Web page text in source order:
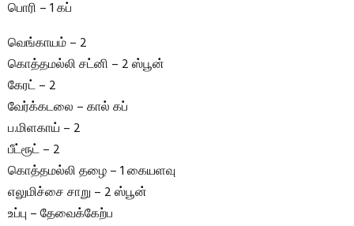
பொரி – 1 கப்
வெங்காயம் – 2
கொத்தமல்லி சட்னி – 2 ஸ்பூன்
கேரட் – 2
வேர்க்கடலை – கால் கப்
ப.மிளகாய் – 2
பீட்ரூட் – 2
கொத்தமல்லி தழை – 1 கையளவு
எலுமிச்சை சாறு – 2 ஸ்பூன்
உப்பு – தேவைக்கேற்ப